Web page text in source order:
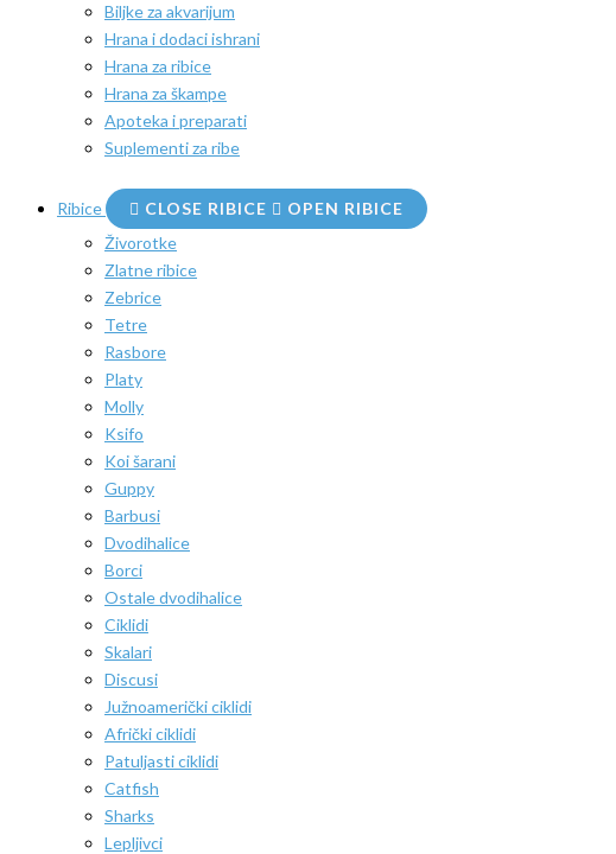
Biljke za akvarijum
Hrana i dodaci ishrani
Hrana za ribice
Hrana za škampe
Apoteka i preparati
Suplementi za ribe
Ribice CLOSE RIBICE
OPEN RIBICE
Živorotke
Zlatne ribice
Zebrice
Tetre
Rasbore
Platy
Molly
Ksifo
Koi šarani
Guppy
Barbusi
Dvodihalice
Borci
Ostale dvodihalice
Ciklidi
Skalari
Discusi
Južnoamerički ciklidi
Afrički ciklidi
Patuljasti ciklidi
Catfish
Sharks
Lepljivci